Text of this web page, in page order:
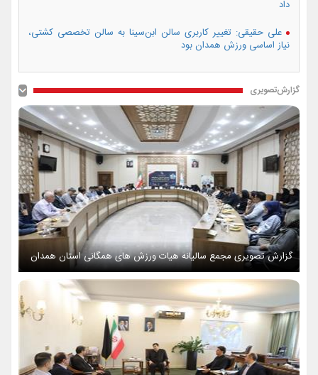
داد
علی حقیقی: تغییر کاربری سالن ابن‌سینا به سالن تخصصی کشتی،
نیاز اساسی ورزش همدان بود
گزارش‌تصویری
گزارش تصویری مجمع سالیانه هیات ورزش های همگانی استان همدان